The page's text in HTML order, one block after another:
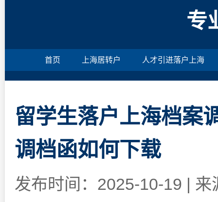
专
首页 上海居转户 人才引进落户上海
留学生落户上海档案
调档函如何下载
发布时间：2025-10-19 | 来